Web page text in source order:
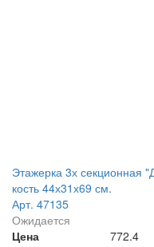
Этажерка 3х
кость 44х31х69 см.
Арт. 47135
Ожидается
Цена
772.4